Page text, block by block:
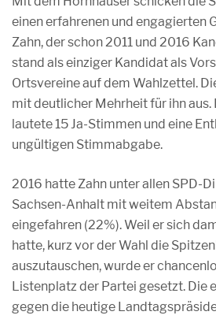
einen erfahrenen und engagierten
Zahn, der schon 2011 und 2016
stand als einziger Kandidat als
Ortsvereine auf dem Wahlzettel.
mit deutlicher Mehrheit für ihn aus.
lautete 15 Ja-Stimmen und eine
ungültigen Stimmabgabe.
2016 hatte Zahn unter allen SPD-
Sachsen-Anhalt mit weitem
eingefahren (22%). Weil er sich
hatte, kurz vor der Wahl die
auszutauschen, wurde er
Listenplatz der Partei gesetzt. Die
gegen die heutige